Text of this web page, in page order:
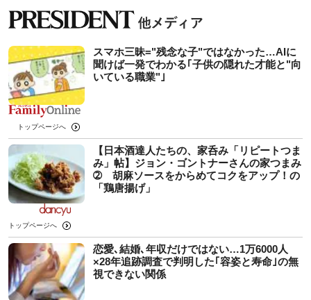
スマホ三昧="残念な子"ではなかった…AIに
聞けば一発でわかる｢子供の隠れた才能と"向
いている職業"｣
トップページへ
【日本酒達人たちの、家呑み「リピートつま
み」帖】ジョン・ゴントナーさんの家つまみ
➁ 胡麻ソースをからめてコクをアップ！の
「鶏唐揚げ」
トップページへ
恋愛､結婚､年収だけではない…1万6000人
×28年追跡調査で判明した｢容姿と寿命｣の無
視できない関係